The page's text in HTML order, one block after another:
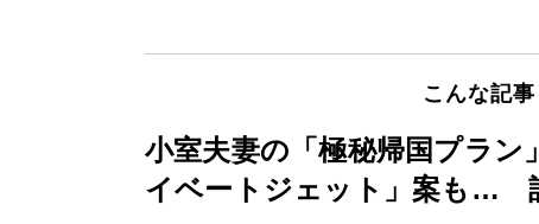
こんな記
小室夫妻の「極秘帰国プラ
イベートジェット」案も…